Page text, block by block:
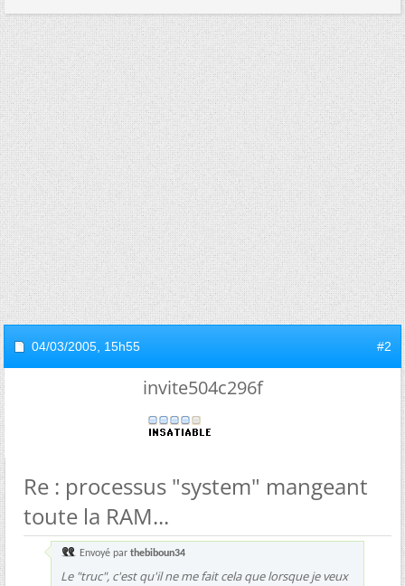
04/03/2005, 15h55 #2
invite504c296f
Re : processus "system" mangeant
toute la RAM...
Envoyé par thebiboun34
Le "truc", c'est qu'il ne me fait cela que lorsque je veux